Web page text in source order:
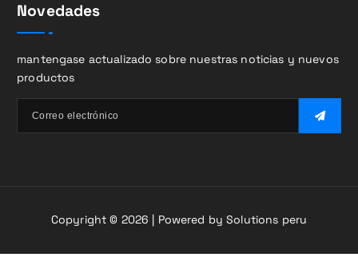
a
r
Novedades
mantengase actualizado sobre nuestras noticias y nuevos
productos
Copyright © 2026 | Powered by Solutions peru